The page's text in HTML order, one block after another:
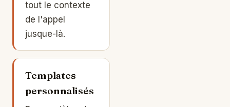
tout le contexte
de l'appel
jusque-là.
Templates
personnalisés